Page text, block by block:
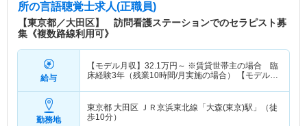
所の言語聴覚士求人(正職員)
【東京都／大田区】 訪問看護ステーションでのセラピスト募
集《複数路線利用可》
給与
【モデル月収】 32.1万円～ ※賃貸世帯主の場合 臨
床経験3年（残業10時間/月実施の場合） 【モデル年
験3年（残業10時間/月実施の場合）
勤務地
東京都 大田区 ＪＲ京浜東北線「大森(東京)駅」（徒
歩10分）